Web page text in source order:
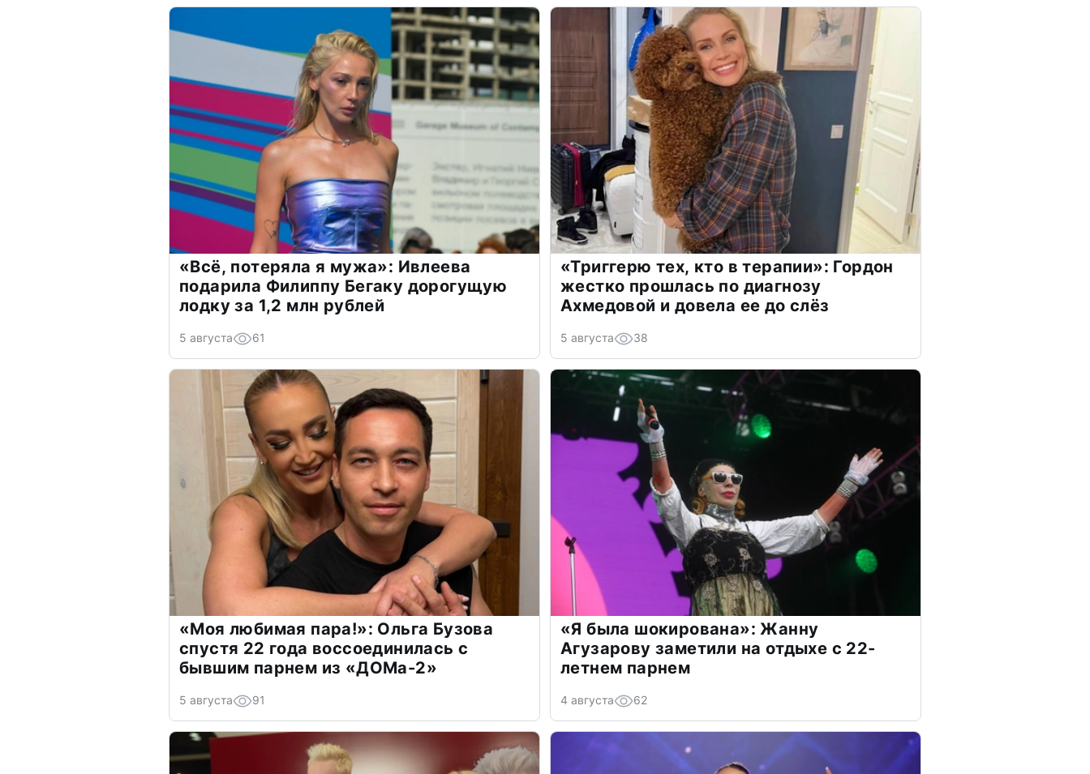
«Всё, потеряла я мужа»: Ивлеева
подарила Филиппу Бегаку дорогущую
лодку за 1,2 млн рублей
5 августа 61
«Триггерю тех, кто в терапии»: Гордон
жестко прошлась по диагнозу
Ахмедовой и довела ее до слёз
5 августа 38
«Моя любимая пара!»: Ольга Бузова
спустя 22 года воссоединилась с
бывшим парнем из «ДОМа-2»
5 августа 91
«Я была шокирована»: Жанну
Агузарову заметили на отдыхе с 22-
летнем парнем
4 августа 62